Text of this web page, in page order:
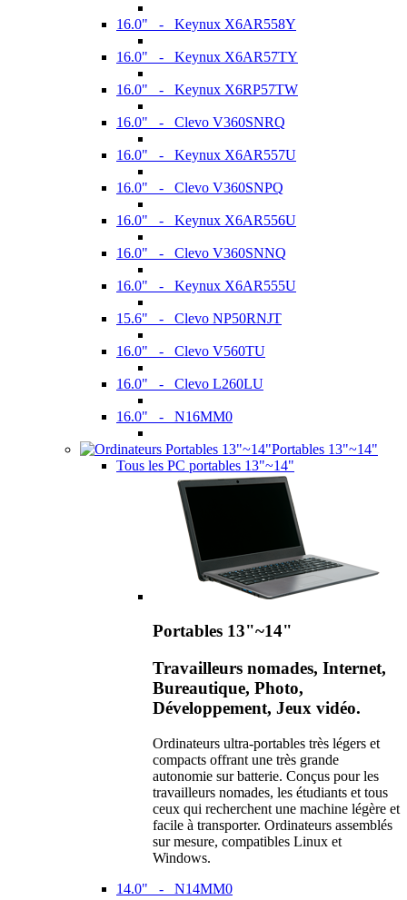
16.0" - Keynux X6AR558Y
16.0" - Keynux X6AR57TY
16.0" - Keynux X6RP57TW
16.0" - Clevo V360SNRQ
16.0" - Keynux X6AR557U
16.0" - Clevo V360SNPQ
16.0" - Keynux X6AR556U
16.0" - Clevo V360SNNQ
16.0" - Keynux X6AR555U
15.6" - Clevo NP50RNJT
16.0" - Clevo V560TU
16.0" - Clevo L260LU
16.0" - N16MM0
Portables 13"~14"
Tous les PC portables 13"~14"
Portables 13"~14"
Travailleurs nomades, Internet,
Bureautique, Photo,
Développement, Jeux vidéo.
Ordinateurs ultra-portables très légers et
compacts offrant une très grande
autonomie sur batterie. Conçus pour les
travailleurs nomades, les étudiants et tous
ceux qui recherchent une machine légère et
facile à transporter. Ordinateurs assemblés
sur mesure, compatibles Linux et
Windows.
14.0" - N14MM0